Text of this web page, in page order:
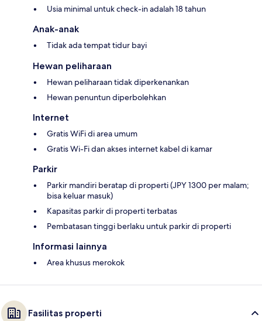
Usia minimal untuk check-in adalah 18 tahun
Anak-anak
Tidak ada tempat tidur bayi
Hewan peliharaan
Hewan peliharaan tidak diperkenankan
Hewan penuntun diperbolehkan
Internet
Gratis WiFi di area umum
Gratis Wi-Fi dan akses internet kabel di kamar
Parkir
Parkir mandiri beratap di properti (JPY 1300 per malam;
bisa keluar masuk)
Kapasitas parkir di properti terbatas
Pembatasan tinggi berlaku untuk parkir di properti
Informasi lainnya
Area khusus merokok
Fasilitas properti